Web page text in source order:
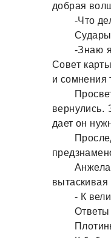
добрая
-Что
-Знаю
Совет
и сомнения
вернулись.
дает он
- К